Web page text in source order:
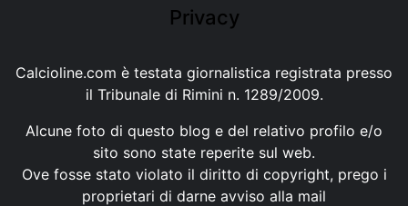
Privacy
Calcioline.com è testata giornalistica registrata presso
il Tribunale di Rimini n. 1289/2009.
Alcune foto di questo blog e del relativo profilo e/o
sito sono state reperite sul web.
Ove fosse stato violato il diritto di copyright, prego i
proprietari di darne avviso alla mail